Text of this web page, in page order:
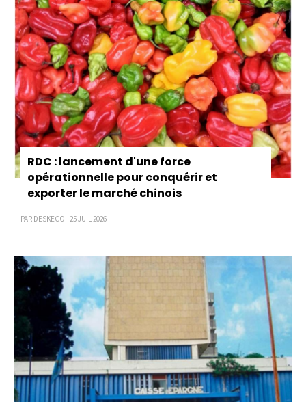
RDC : lancement d'une force
opérationnelle pour conquérir et
exporter le marché chinois
PAR DESKECO - 25 JUIL 2026